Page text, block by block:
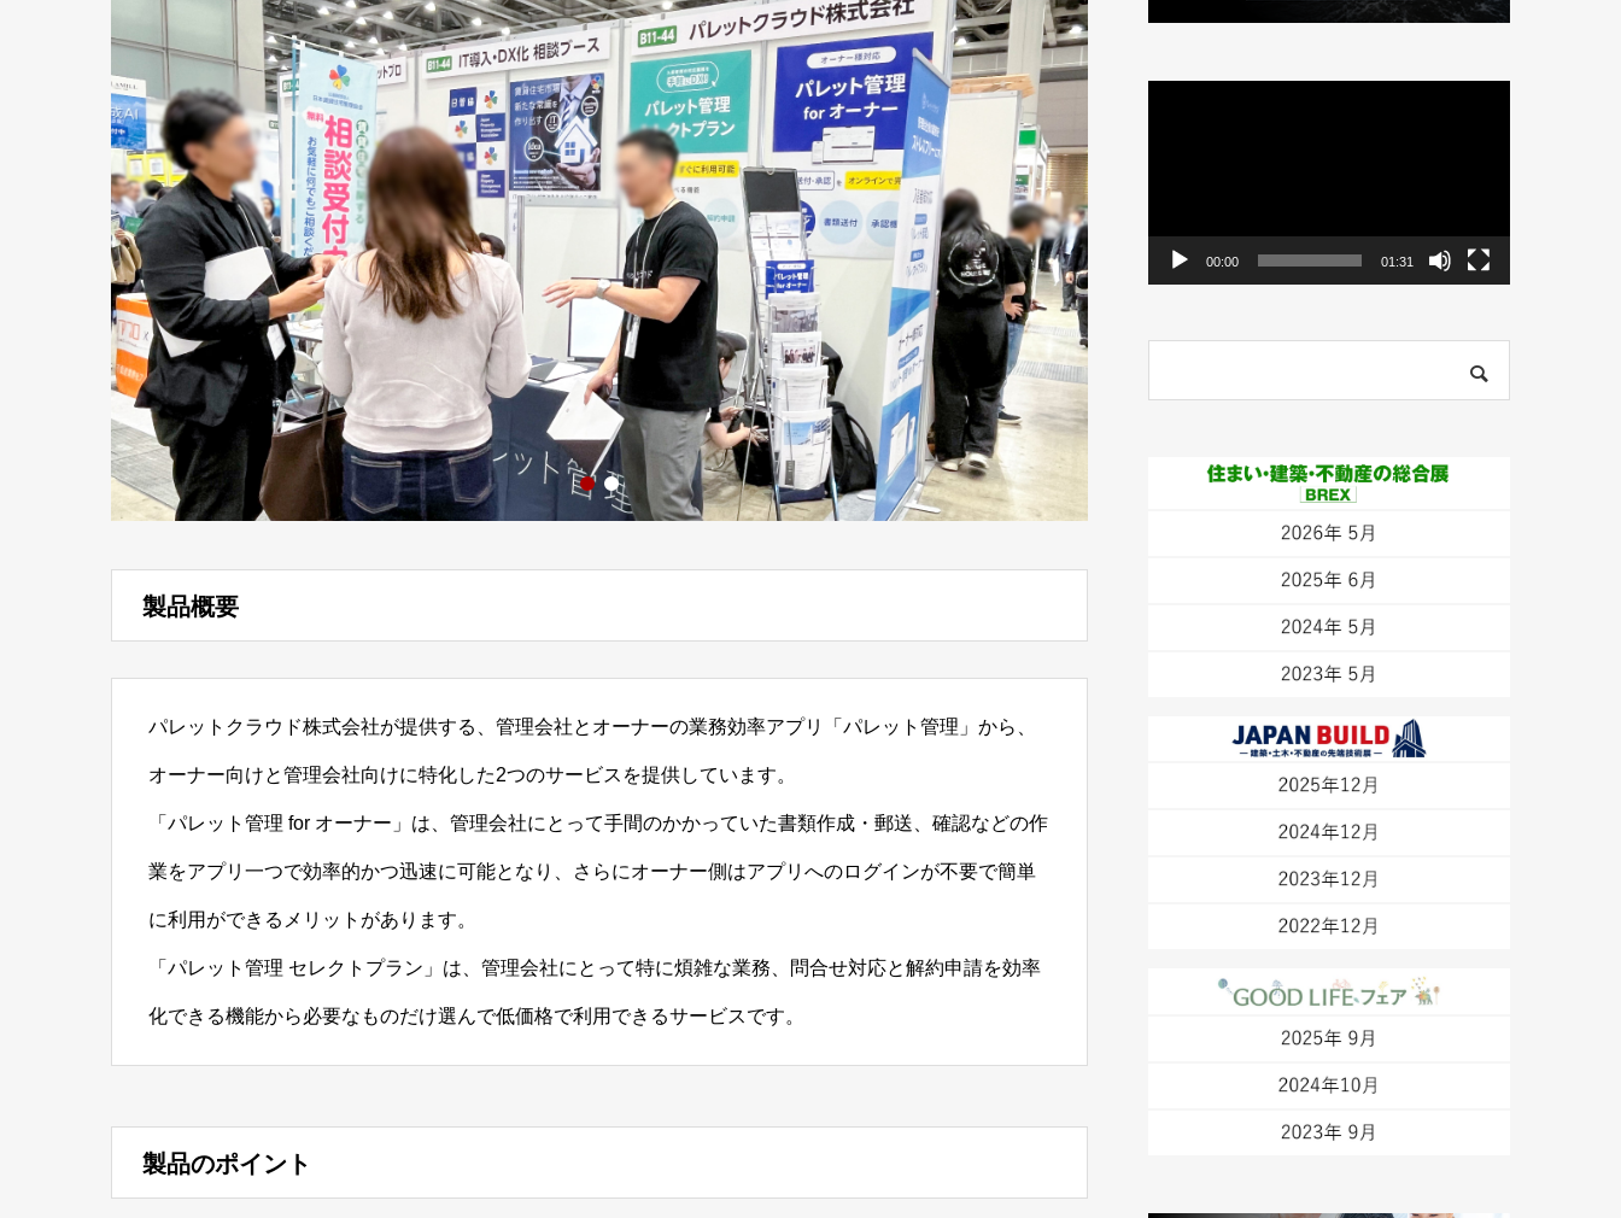
製品概要
パレットクラウド株式会社が提供する、管理会社とオーナーの業務効率アプリ「パレット管理」から、
オーナー向けと管理会社向けに特化した2つのサービスを提供しています。
「パレット管理 for オーナー」は、管理会社にとって手間のかかっていた書類作成・郵送、確認などの作
業をアプリ一つで効率的かつ迅速に可能となり、さらにオーナー側はアプリへのログインが不要で簡単
に利用ができるメリットがあります。
「パレット管理 セレクトプラン」は、管理会社にとって特に煩雑な業務、問合せ対応と解約申請を効率
化できる機能から必要なものだけ選んで低価格で利用できるサービスです。
製品のポイント
00:00 01:31